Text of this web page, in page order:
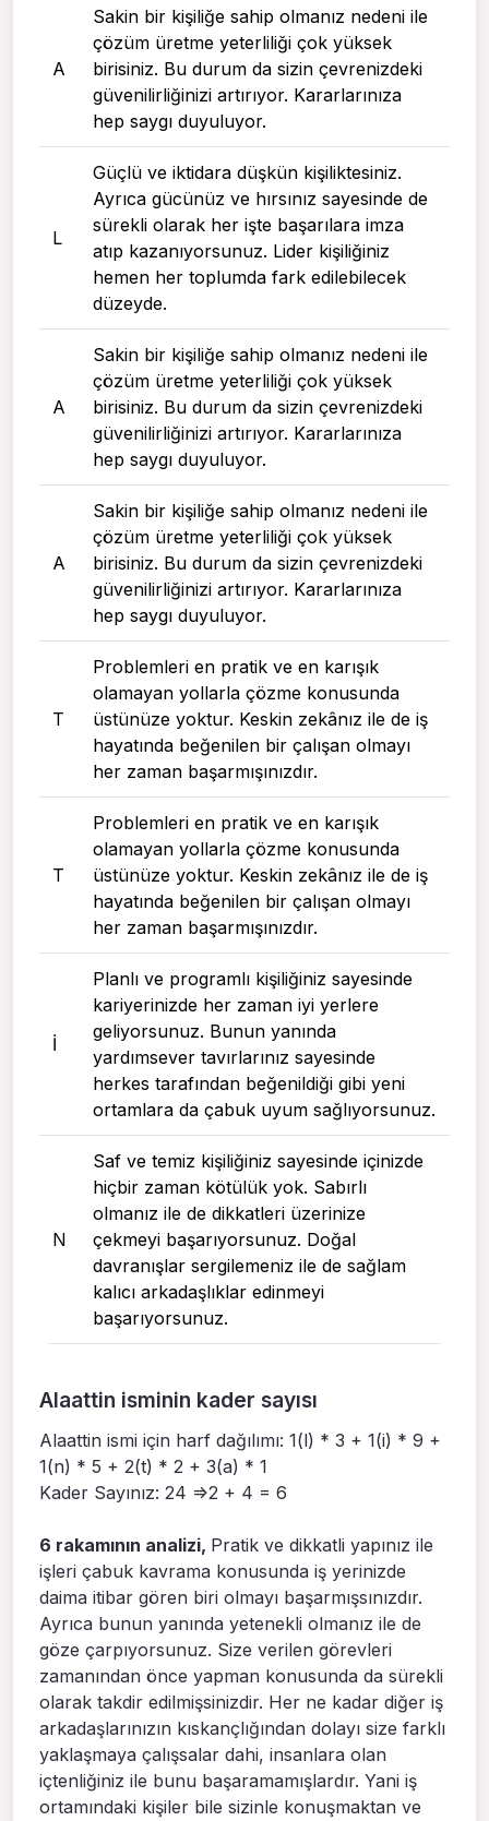
A
Sakin bir kişiliğe sahip olmanız nedeni ile
çözüm üretme yeterliliği çok yüksek
birisiniz. Bu durum da sizin çevrenizdeki
güvenilirliğinizi artırıyor. Kararlarınıza
hep saygı duyuluyor.
L
Güçlü ve iktidara düşkün kişiliktesiniz.
Ayrıca gücünüz ve hırsınız sayesinde de
sürekli olarak her işte başarılara imza
atıp kazanıyorsunuz. Lider kişiliğiniz
hemen her toplumda fark edilebilecek
düzeyde.
A
Sakin bir kişiliğe sahip olmanız nedeni ile
çözüm üretme yeterliliği çok yüksek
birisiniz. Bu durum da sizin çevrenizdeki
güvenilirliğinizi artırıyor. Kararlarınıza
hep saygı duyuluyor.
A
Sakin bir kişiliğe sahip olmanız nedeni ile
çözüm üretme yeterliliği çok yüksek
birisiniz. Bu durum da sizin çevrenizdeki
güvenilirliğinizi artırıyor. Kararlarınıza
hep saygı duyuluyor.
T
Problemleri en pratik ve en karışık
olamayan yollarla çözme konusunda
üstünüze yoktur. Keskin zekânız ile de iş
hayatında beğenilen bir çalışan olmayı
her zaman başarmışınızdır.
T
Problemleri en pratik ve en karışık
olamayan yollarla çözme konusunda
üstünüze yoktur. Keskin zekânız ile de iş
hayatında beğenilen bir çalışan olmayı
her zaman başarmışınızdır.
I
Planlı ve programlı kişiliğiniz sayesinde
kariyerinizde her zaman iyi yerlere
geliyorsunuz. Bunun yanında
yardımsever tavırlarınız sayesinde
herkes tarafından beğenildiği gibi yeni
ortamlara da çabuk uyum sağlıyorsunuz.
N
Saf ve temiz kişiliğiniz sayesinde içinizde
hiçbir zaman kötülük yok. Sabırlı
olmanız ile de dikkatleri üzerinize
çekmeyi başarıyorsunuz. Doğal
davranışlar sergilemeniz ile de sağlam
kalıcı arkadaşlıklar edinmeyi
başarıyorsunuz.
Alaattin isminin kader sayısı
Alaattin ismi için harf dağılımı: 1(l) * 3 + 1(i) * 9 +
1(n) * 5 + 2(t) * 2 + 3(a) * 1
Kader Sayınız: 24 =>2 + 4 = 6
6 rakamının analizi, Pratik ve dikkatli yapınız ile
işleri çabuk kavrama konusunda iş yerinizde
daima itibar gören biri olmayı başarmışsınızdır.
Ayrıca bunun yanında yetenekli olmanız ile de
göze çarpıyorsunuz. Size verilen görevleri
zamanından önce yapman konusunda da sürekli
olarak takdir edilmişsinizdir. Her ne kadar diğer iş
arkadaşlarınızın kıskançlığından dolayı size farklı
yaklaşmaya çalışsalar dahi, insanlara olan
içtenliğiniz ile bunu başaramamışlardır. Yani iş
ortamındaki kişiler bile sizinle konuşmaktan ve